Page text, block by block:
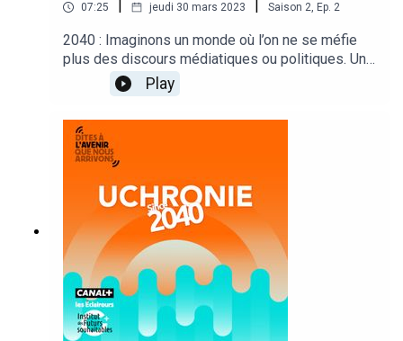
07:25 jeudi 30 mars 2023 Saison 2, Ep. 2
2040 : Imaginons un monde où l’on ne se méfie
plus des discours médiatiques ou politiques. Un
voyage dans le temps qui nous donne envie, dans
une Doxa Room, ces ressourceries dédiées au tri
sémantique, de décoloniser les mots piégés.
Play